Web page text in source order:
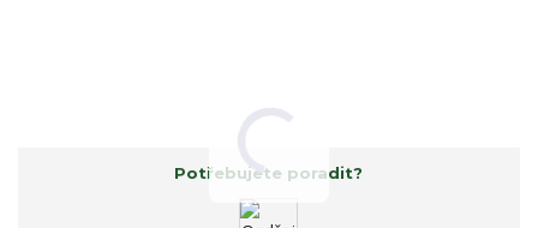
Potřebujete poradit?